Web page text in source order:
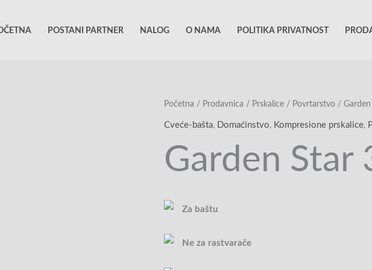
POSTANI PARTNER NALOG O NAMA POLITIKA PRIVATNOST
Početna / Prodavnica / Prskalice / Povrtarstvo /
Cveće-bašta, Domaćinstvo, Kompresione prskalice,
Garden Star
Za baštu
Ne za rastvarače